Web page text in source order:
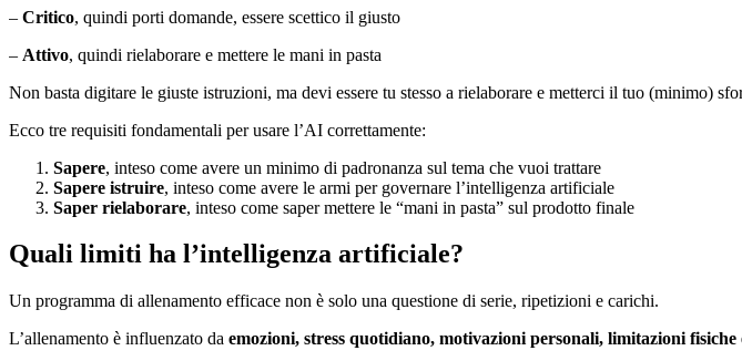
– Critico, quindi porti domande, essere scettico il giusto
– Attivo, quindi rielaborare e mettere le mani in pasta
Non basta digitare le giuste istruzioni, ma devi essere tu stesso a rielaborare e metterci il tuo (minimo)
Ecco tre requisiti fondamentali per usare l’AI correttamente:
Sapere, inteso come avere un minimo di padronanza sul tema che vuoi trattare
Sapere istruire, inteso come avere le armi per governare l’intelligenza artificiale
Saper rielaborare, inteso come saper mettere le “mani in pasta” sul prodotto finale
Quali limiti ha l’intelligenza artificiale?
Un programma di allenamento efficace non è solo una questione di serie, ripetizioni e carichi.
L’allenamento è influenzato da emozioni, stress quotidiano, motivazioni personali, limitazioni fisiche